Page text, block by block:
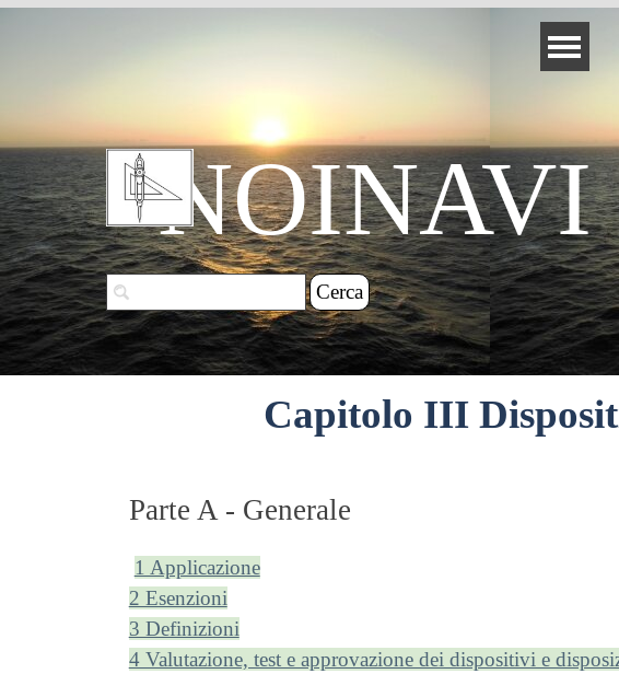
Vai ai contenuti
Salta
NOINAVI
Cerca
Capitolo III
Parte A - Generale
1 Applicazione
2 Esenzioni
3 Definizioni
4 Valutazione, test e approvazione dei dispositivi e